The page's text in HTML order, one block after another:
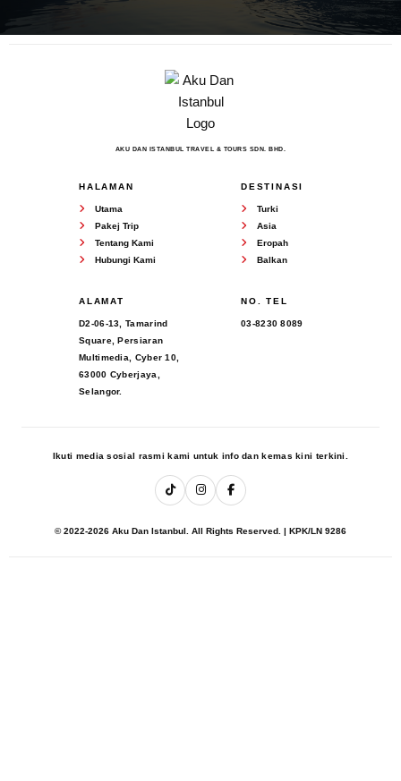
AKU DAN ISTANBUL TRAVEL & TOURS SDN. BHD.
HALAMAN
Utama
Pakej Trip
Tentang Kami
Hubungi Kami
DESTINASI
Turki
Asia
Eropah
Balkan
ALAMAT
D2-06-13, Tamarind
Square, Persiaran
Multimedia, Cyber 10,
63000 Cyberjaya,
Selangor.
NO. TEL
03-8230 8089
Ikuti media sosial rasmi kami untuk info dan kemas kini terkini.
© 2022-2026 Aku Dan Istanbul. All Rights Reserved. | KPK/LN 9286